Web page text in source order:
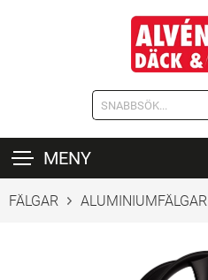
MENY
FÄLGAR ALUMINIUMFÄLGAR